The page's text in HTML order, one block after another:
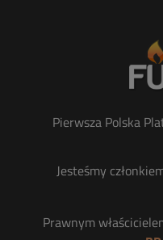
Pierwsza Polska
Jesteśmy
Prawnym